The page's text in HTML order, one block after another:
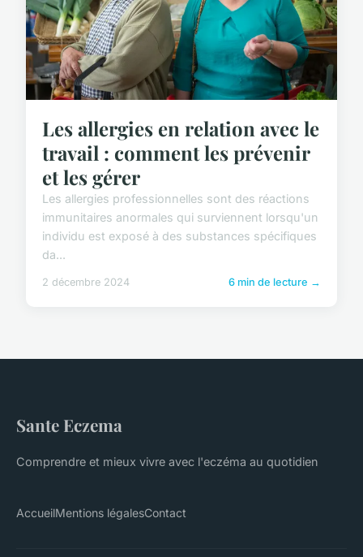
Les allergies en relation avec le
travail : comment les prévenir
et les gérer
Les allergies professionnelles sont des réactions
immunitaires anormales qui surviennent lorsqu'un
individu est exposé à des substances spécifiques
da...
2 décembre 2024 6 min de lecture →
Sante Eczema
Comprendre et mieux vivre avec l'eczéma au quotidien
AccueilMentions légalesContact